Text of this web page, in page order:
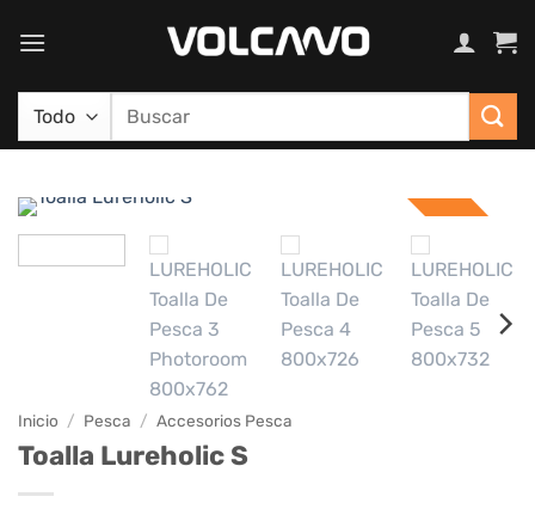
Buscar
Inicio / Pesca / Accesorios Pesca
Toalla Lureholic S